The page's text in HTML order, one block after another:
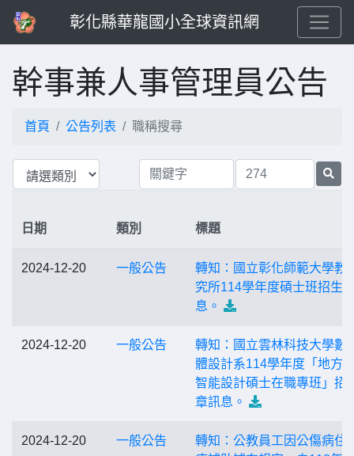
彰化縣華龍國小全球資訊網
幹事兼人事管理員公告
首頁 公告列表 職稱搜尋
日期 類別 標題
2024-12-20 一般公告
轉知：國立彰化師範大學教
究所114學年度碩士班招生
息。
2024-12-20 一般公告
轉知：國立雲林科技大學數
體設計系114學年度「地方
智能設計碩士在職專班」招
章訊息。
2024-12-20 一般公告
轉知：公教員工因公傷病住